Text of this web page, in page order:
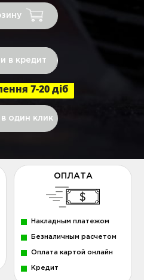
в кредит
7-20 діб
в один клик
ОПЛАТА
Накладным платежом
Безналичным расчетом
Оплата картой онлайн
Кредит